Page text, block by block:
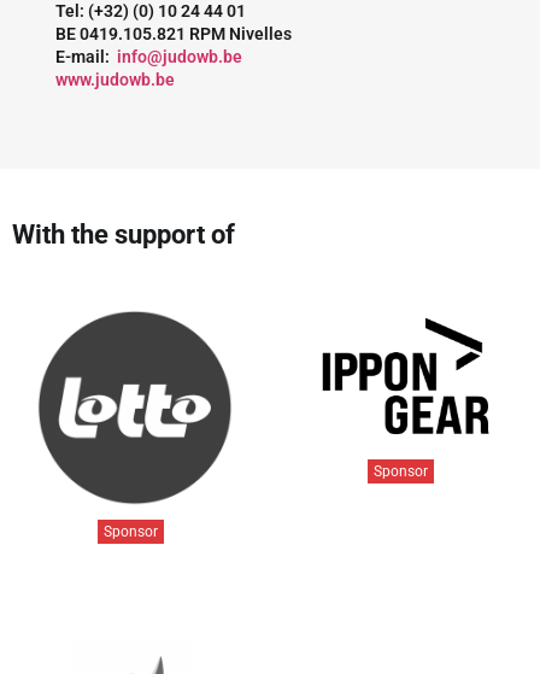
Tel: (+32) (0) 10 24 44 01
BE 0419.105.821 RPM Nivelles
E-mail: info@judowb.be
www.judowb.be
With the support of
Sponsor
Sponsor